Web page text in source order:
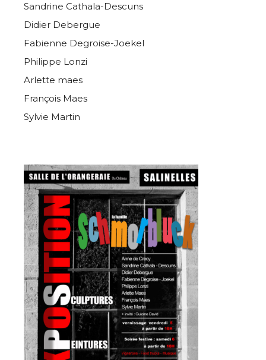
Adresse email*
Nom
Prénom
Statut / Organisation
Adresse email*
Sandrine Cathala-Descuns
Didier Debergue
Fabienne Degroise-Joekel
Philippe Lonzi
Arlette maes
François Maes
Sylvie Martin